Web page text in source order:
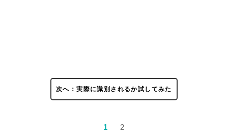
次へ：実際に識別されるか試してみた
1 2